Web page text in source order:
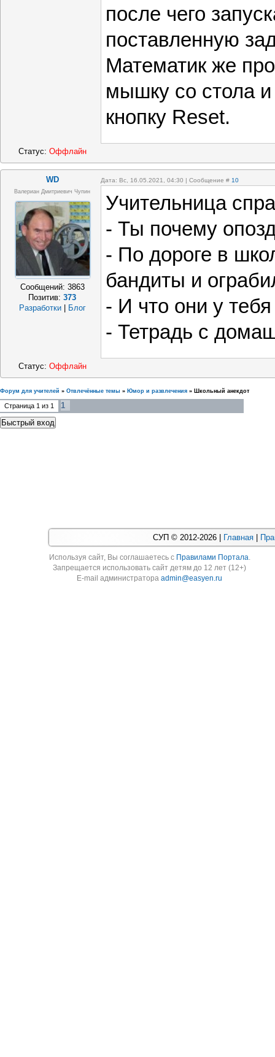
после чего
поставленную
Математик же
мышку со стола
кнопку Reset.
Статус: Оффлайн
WD Дата: Вс, 16.05.2021, 04:30 | Сообщение # 10
Валериан Дмитриевич Чупин
Сообщений: 3863
Позитив:373
Разработки
Блог
Учительница
- Ты почему
- По дороге в
бандиты и
- И что они у
- Тетрадь с
Статус: Оффлайн
Форум для учителей » Отвлечённые темы » Юмор и развлечения » Школьный анекдот
Страница 1 из 1 1
СУП © 2012-2026 | Главная
Используя cайт, Вы соглашаетесь с Правилами Портала.
Запрещается использовать сайт детям до 12 лет (12+)
E-mail администратораadmin@easyen.ru